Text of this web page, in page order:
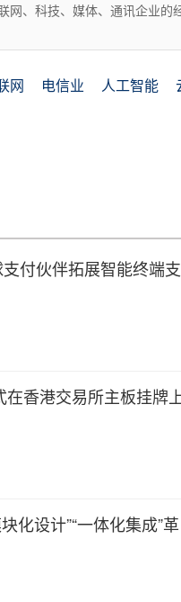
网、科技、媒体、通讯企业
网 电信业 人工智能
付伙伴拓展智能终端支
香港交易所主板挂牌
化设计”“一体化集成”革